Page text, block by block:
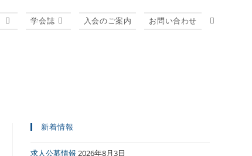
学会誌 入会のご案内 お問い合わせ
新着情報
求人公募情報 2026年8月3日